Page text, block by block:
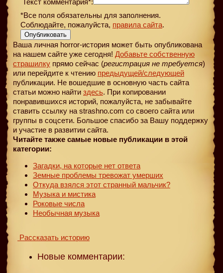
*Все поля обязательны для заполнения.
Соблюдайте, пожалуйста, правила сайта.
Опубликовать
Ваша личная horror-история может быть опубликована
на нашем сайте уже сегодня! Добавьте собственную
страшилку прямо сейчас (регистрация не требуется)
или перейдите к чтению предыдущей/следующей
публикации. Не вошедшие в основную часть сайта
статьи можно найти здесь. При копировании
понравившихся историй, пожалуйста, не забывайте
ставить ссылку на strashno.com со своего сайта или
группы в соцсети. Большое спасибо за Вашу поддержку
и участие в развитии сайта.
Читайте также самые новые публикации в этой
категории:
Загадки, на которые нет ответа
Земные проблемы тревожат умерших
Откуда взялся этот странный мальчик?
Музыка и мистика
Роковые числа
Необычная музыка
Рассказать историю
Новые комментарии: